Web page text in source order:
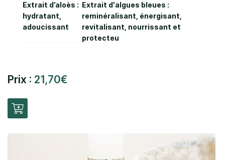
Valider votre panier
Extrait d’aloès :
hydratant,
adoucissant
Extrait d'algues bleues :
reminéralisant, énergisant,
revitalisant, nourrissant et
protecteu
Prix : 21,70€